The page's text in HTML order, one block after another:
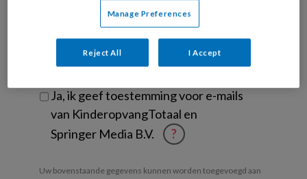
Ontvang iedere zondag het
Management Kinderopvang
Weekoverzicht
Ja, ik geef toestemming voor e-mails
van KinderopvangTotaal en
Springer Media B.V.
?
Uw bovenstaande gegevens kunnen worden toegevoegd aan
Manage Preferences
Reject All I Accept